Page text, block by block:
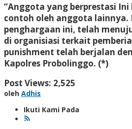
“Anggota yang berprestasi
contoh oleh anggota lainnya.
penghargaan ini, telah
di organisiasi terkait
punishment telah berjalan
Kapolres Probolinggo. (*)
Post Views: 2,525
oleh Adhis
Ikuti Kami Pada